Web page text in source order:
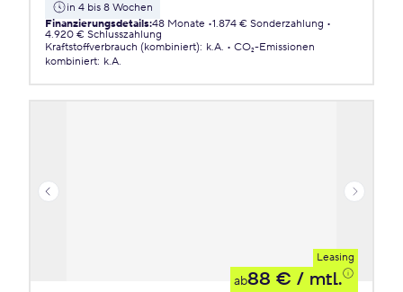
in 4 bis 8 Wochen
Finanzierungsdetails:48 Monate 1.874 € Sonderzahlung
4.920 € Schlusszahlung
Kraftstoffverbrauch (kombiniert): k.A.
CO₂-Emissionen
kombiniert: k.A.
Leasing
ab88 € / mtl.